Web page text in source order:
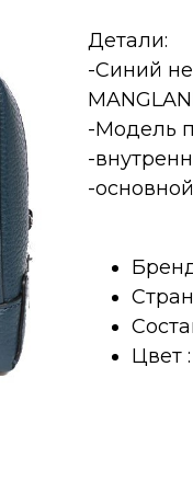
Детали:
-Синий
-Модель
-
-
Цвет